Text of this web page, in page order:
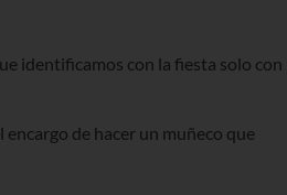
identificamos con la fiesta solo con
encargo de hacer un muñeco que